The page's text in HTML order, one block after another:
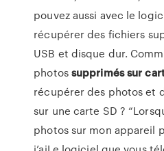
pouvez aussi avec le
récupérer des fichiers
USB et disque dur.
photossuppriméssur
récupérer des photos et
sur une carte SD ?
photos sur mon appareil